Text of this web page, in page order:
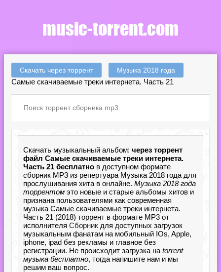
Скачать через торрент Музыка 2018 года
Самые скачиваемые треки интернета. Часть 21
Скачать музыкальный альбом: через торрент
файл Самые скачиваемые треки интернета.
Часть 21 бесплатно в доступном формате
сборник MP3 из репертуара Музыка 2018 года для
прослушивания хита в онлайне. Музыка 2018 года
торрентом это новые и старые альбомы хитов и
признана пользователями как современная
музыка Самые скачиваемые треки интернета.
Часть 21 (2018) торрент в формате MP3 от
исполнителя Сборник для доступных загрузок
музыкальным фанатам на мобильный IOs, Apple,
iphone, ipad без рекламы и главное без
регистрации. Не происходит загрузка на torrent
музыка бесплатно, тогда напишите нам и мы
решим ваш вопрос.